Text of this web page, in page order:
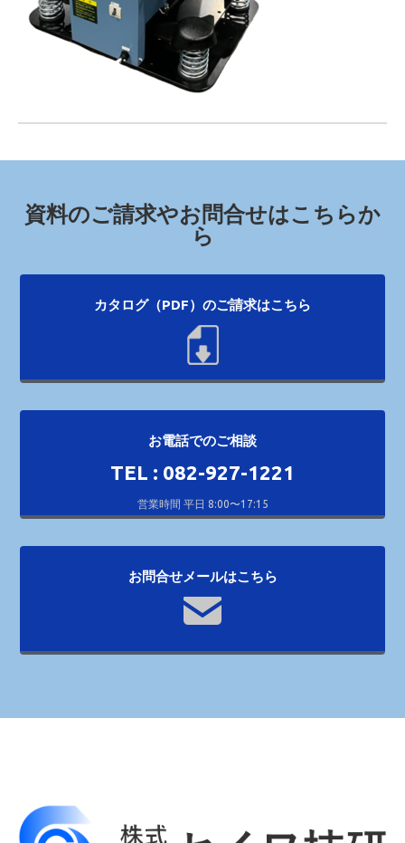
資料のご請求やお問合せはこちらか
ら
カタログ（PDF）のご請求はこちら
お電話でのご相談
TEL : 082-927-1221
営業時間 平日 8:00〜17:15
お問合せメールはこちら